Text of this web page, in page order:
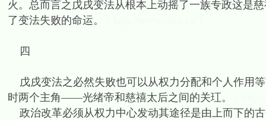
火。总而言之戊戌变法从根本上动摇了一族专政这是
了变法失败的命运。
四
戊戌变法之必然失败也可以从权力分配和个人作用
时两个主角——光绪帝和慈禧太后之间的关玒。
政治改革必须从权力中心发动其途径是由上而下的